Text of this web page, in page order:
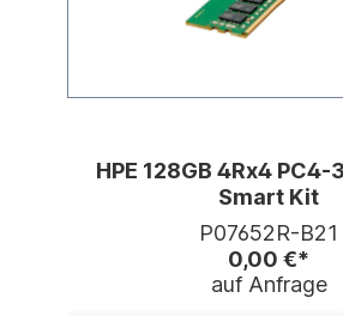
HPE 128GB 4Rx4
Smart Kit
P07652R-B21
0,00 €*
auf Anfrage